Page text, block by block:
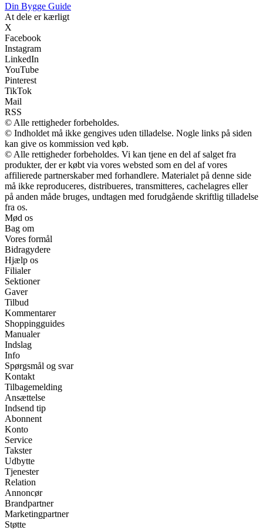
Din Bygge Guide
At dele er kærligt
X
Facebook
Instagram
LinkedIn
YouTube
Pinterest
TikTok
Mail
RSS
© Alle rettigheder forbeholdes.
© Indholdet må ikke gengives uden tilladelse. Nogle links på siden
kan give os kommission ved køb.
© Alle rettigheder forbeholdes. Vi kan tjene en del af salget fra
produkter, der er købt via vores websted som en del af vores
affilierede partnerskaber med forhandlere. Materialet på denne side
må ikke reproduceres, distribueres, transmitteres, cachelagres eller
på anden måde bruges, undtagen med forudgående skriftlig tilladelse
fra os.
Mød os
Bag om
Vores formål
Bidragydere
Hjælp os
Filialer
Sektioner
Gaver
Tilbud
Kommentarer
Shoppingguides
Manualer
Indslag
Info
Spørgsmål og svar
Kontakt
Tilbagemelding
Ansættelse
Indsend tip
Abonnent
Konto
Service
Takster
Udbytte
Tjenester
Relation
Annoncør
Brandpartner
Marketingpartner
Støtte